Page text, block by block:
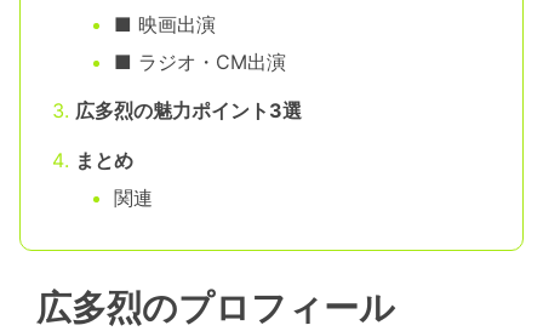
■ 映画出演
■ ラジオ・CM出演
広多烈の魅力ポイント3選
まとめ
関連
広多烈のプロフィール